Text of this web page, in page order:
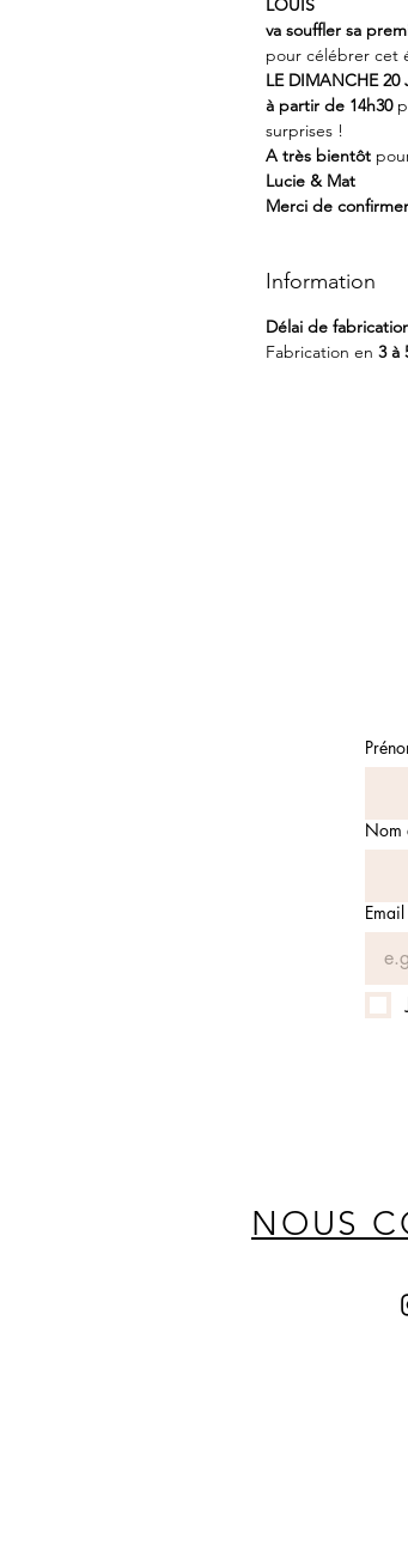
LOUIS
va souffler sa
pour célébrer cet
LE DIMANCHE 20
à partir de 14h30
surprises !
A très bientôt
Lucie & Mat
Merci de
Information
Délai de
Fabrication en 3 à
Nom
Email
NOUS